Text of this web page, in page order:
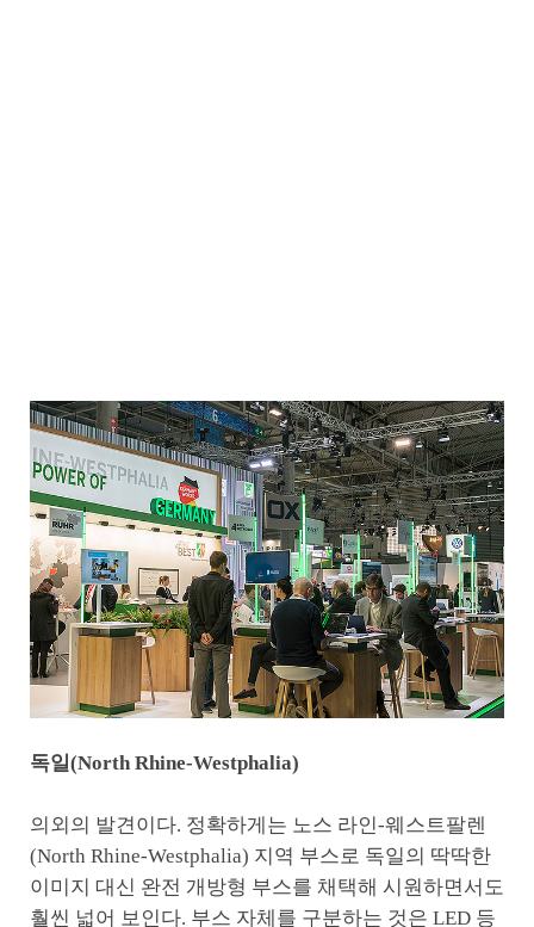
독일(North Rhine-Westphalia)
의외의 발견이다. 정확하게는 노스 라인-웨스트팔렌
(North Rhine-Westphalia) 지역 부스로 독일의 딱딱한
이미지 대신 완전 개방형 부스를 채택해 시원하면서도
훨씬 넓어 보인다. 부스 자체를 구분하는 것은 LED 등